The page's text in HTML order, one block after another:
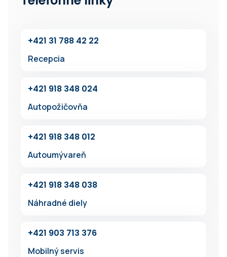
+42‍1 31 7‍88 42 22
Recepcia
+42‍1 918 348 024
Autopožičovňa
+42‍1 91‍8 348 012
Autoumývareň
+4‍21 918 34‍8 038
Náhradné diely
+421 903 713 376
Mobilný servis